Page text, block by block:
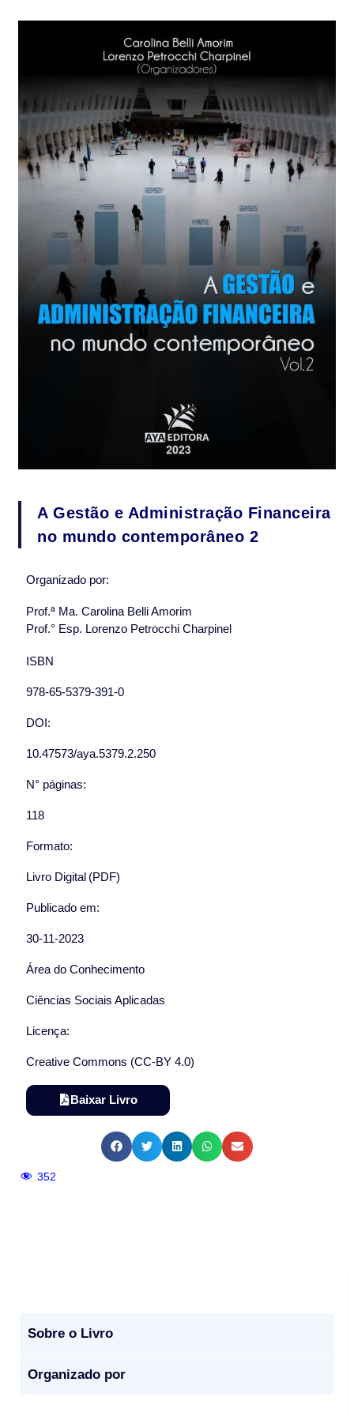
A Gestão e Administração Financeira
no mundo contemporâneo 2
Organizado por:
Prof.ª Ma. Carolina Belli Amorim
Prof.° Esp. Lorenzo Petrocchi Charpinel
ISBN
978-65-5379-391-0
DOI:
10.47573/aya.5379.2.250
N° páginas:
118
Formato:
Livro Digital (PDF)
Publicado em:
30-11-2023
Área do Conhecimento
Ciências Sociais Aplicadas
Licença:
Creative Commons (CC-BY 4.0)
Baixar Livro
352
Sobre o Livro
Organizado por